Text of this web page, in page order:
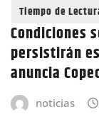
Condiciones
persistirán
anuncia
noticias